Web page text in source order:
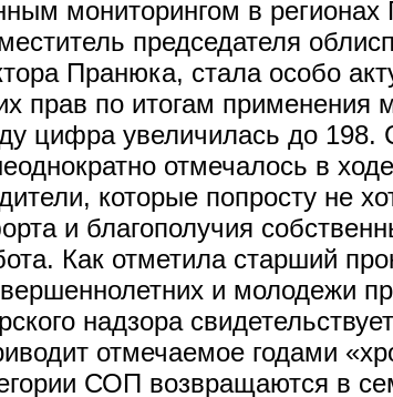
мониторингом в регионах
председателя
Пранюка, стала особо
прав по итогам
цифра увеличилась до 198.
отмечалось в
которые попросту не
и благополучия
Как отметила старший
и молодежи
надзора
отмечаемое годами
СОП возвращаются в